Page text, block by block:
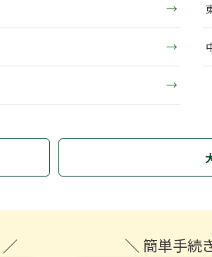
＼ 簡単手続